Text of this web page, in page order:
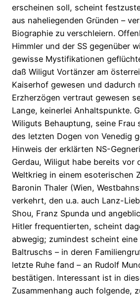
erscheinen soll, scheint
aus naheliegenden Gründen –
Biographie zu verschleiern.
Himmler und der SS gegenüber
gewisse Mystifikationen
daß Wiligut Vortänzer am
Kaiserhof gewesen und dadurch
Erzherzögen vertraut gewesen
Lange, keinerlei Anhaltspunkte.
Wiliguts Behauptung, seine Frau
des letzten Dogen von Venedig
Hinweis der erklärten NS-
Gerdau, Wiligut habe bereits vor
Weltkrieg in einem esoterischen
Baronin Thaler (Wien,
verkehrt, den u.a. auch Lanz-
Shou, Franz Spunda und
Hitler frequentierten, scheint
abwegig; zumindest scheint
Baltruschs – in deren
letzte Ruhe fand – an Rudolf
bestätigen. Interessant ist in
Zusammenhang auch folgende,